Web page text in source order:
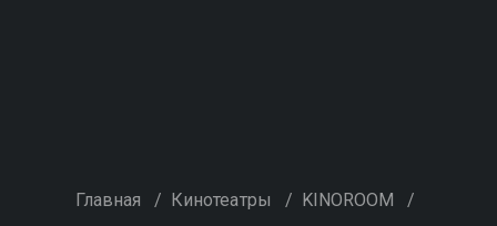
Главная / Кинотеатры / KINOROOM /